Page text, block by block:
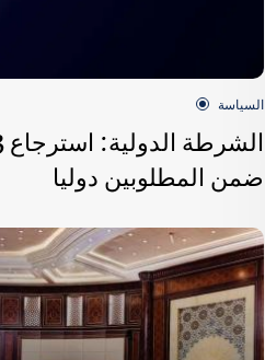
السياسة
ضمن المطلوبين دوليا